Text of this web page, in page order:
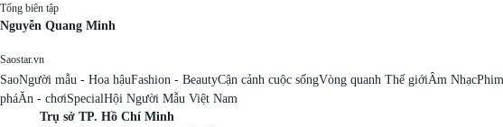
Tổng biên tập
Nguyễn Quang Minh
Saostar.vn
SaoNgười mẫu - Hoa hậuFashion - BeautyCận cảnh cuộc sốngVòng quanh Thế giớiÂm Nhạc
pháĂn - chơiSpecialHội Người Mẫu Việt Nam
Trụ sở TP. Hồ Chí Minh